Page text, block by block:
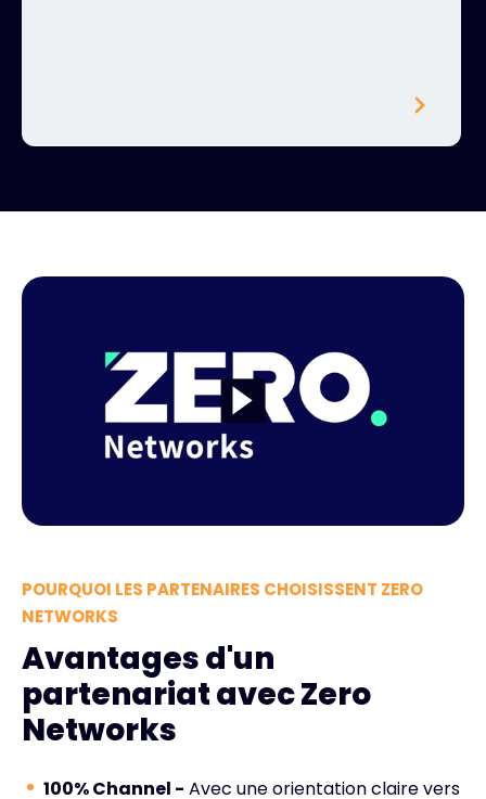
POURQUOI LES PARTENAIRES CHOISISSENT ZERO
NETWORKS
Avantages d'un
partenariat avec Zero
Networks
100% Channel - Avec une orientation claire vers